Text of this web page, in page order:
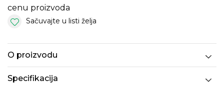
cenu proizvoda
Sačuvajte u listi želja
O proizvodu
Specifikacija